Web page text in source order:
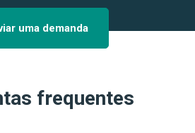
uma demanda
frequentes